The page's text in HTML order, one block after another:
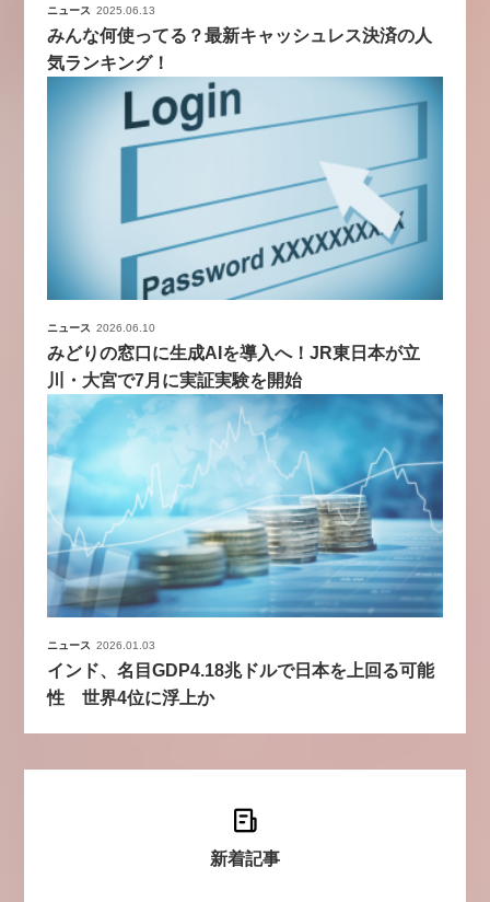
ニュース 2025.06.13
みんな何使ってる？最新キャッシュレス決済の人
気ランキング！
ニュース 2026.06.10
みどりの窓口に生成AIを導入へ！JR東日本が立
川・大宮で7月に実証実験を開始
ニュース 2026.01.03
インド、名目GDP4.18兆ドルで日本を上回る可能
性 世界4位に浮上か
新着記事